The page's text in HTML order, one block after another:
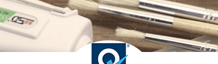
Ξέχασες το password;